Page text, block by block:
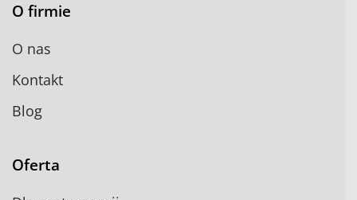
O firmie
O nas
Kontakt
Blog
Oferta